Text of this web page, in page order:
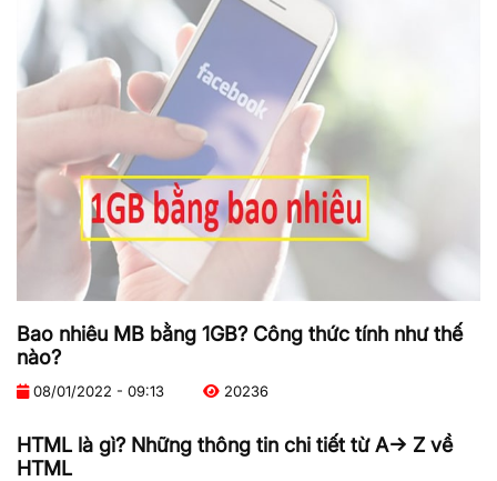
Bao nhiêu MB bằng 1GB? Công thức tính như thế
nào?
08/01/2022 - 09:13 20236
HTML là gì? Những thông tin chi tiết từ A-> Z về
HTML